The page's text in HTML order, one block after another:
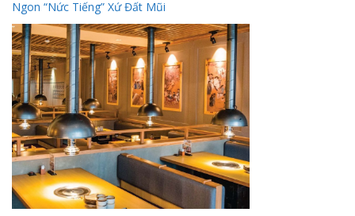
Ngon “Nức Tiếng” Xứ Đất Mũi